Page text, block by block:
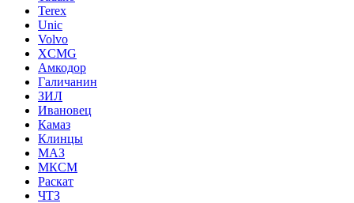
Terex
Unic
Volvo
XCMG
Амкодор
Галичанин
ЗИЛ
Ивановец
Камаз
Клинцы
МАЗ
МКСМ
Раскат
ЧТЗ